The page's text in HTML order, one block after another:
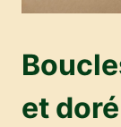
et doré